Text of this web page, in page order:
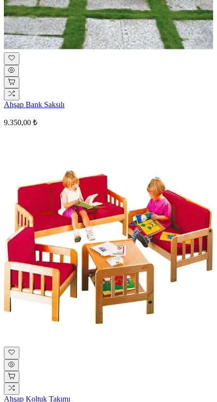
Ahşap Bank Saksılı
9.350,00 ₺
Ahşap Koltuk Takımı